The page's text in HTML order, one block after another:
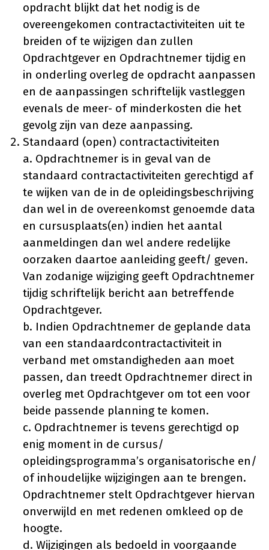
opdracht blijkt dat het nodig is de
overeengekomen contractactiviteiten uit te
breiden of te wijzigen dan zullen
Opdrachtgever en Opdrachtnemer tijdig en
in onderling overleg de opdracht aanpassen
en de aanpassingen schriftelijk vastleggen
evenals de meer- of minderkosten die het
gevolg zijn van deze aanpassing.
Standaard (open) contractactiviteiten
a. Opdrachtnemer is in geval van de
standaard contractactiviteiten gerechtigd af
te wijken van de in de opleidingsbeschrijving
dan wel in de overeenkomst genoemde data
en cursusplaats(en) indien het aantal
aanmeldingen dan wel andere redelijke
oorzaken daartoe aanleiding geeft/ geven.
Van zodanige wijziging geeft Opdrachtnemer
tijdig schriftelijk bericht aan betreffende
Opdrachtgever.
b. Indien Opdrachtnemer de geplande data
van een standaardcontractactiviteit in
verband met omstandigheden aan moet
passen, dan treedt Opdrachtnemer direct in
overleg met Opdrachtgever om tot een voor
beide passende planning te komen.
c. Opdrachtnemer is tevens gerechtigd op
enig moment in de cursus/
opleidingsprogramma’s organisatorische en/
of inhoudelijke wijzigingen aan te brengen.
Opdrachtnemer stelt Opdrachtgever hiervan
onverwijld en met redenen omkleed op de
hoogte.
d. Wijzigingen als bedoeld in voorgaande